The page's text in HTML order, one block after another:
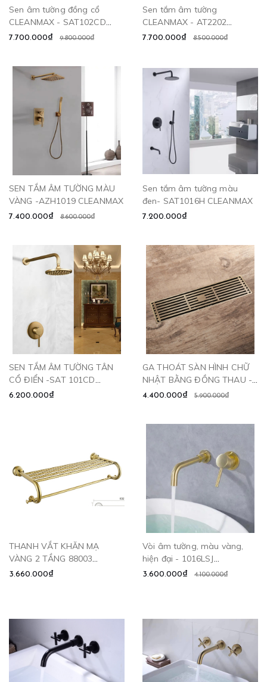
Sen âm tường đồng cổ
CLEANMAX - SAT102CD
CLEANMAX
7.700.000₫ 9.800.000₫
Sen tắm âm tường
CLEANMAX - AT2202
CLEANMAX
7.700.000₫ 8.500.000₫
SEN TẮM ÂM TƯỜNG MÀU
VÀNG -AZH1019 CLEANMAX
7.400.000₫ 8.600.000₫
Sen tắm âm tường màu
đen- SAT1016H CLEANMAX
7.200.000₫
SEN TẮM ÂM TƯỜNG TÂN
CỔ ĐIỂN -SAT 101CD
CLEANMAX
6.200.000₫
GA THOÁT SÀN HÌNH CHỮ
NHẬT BẰNG ĐỒNG THAU -
GD6010 CLEANMAX
4.400.000₫ 5.900.000₫
THANH VẮT KHĂN MẠ
VÀNG 2 TẦNG 88003
CLEANMAX
3.660.000₫
Vòi âm tường, màu vàng,
hiện đại - 1016LSJ
CLEANMAX
3.600.000₫ 4.100.000₫